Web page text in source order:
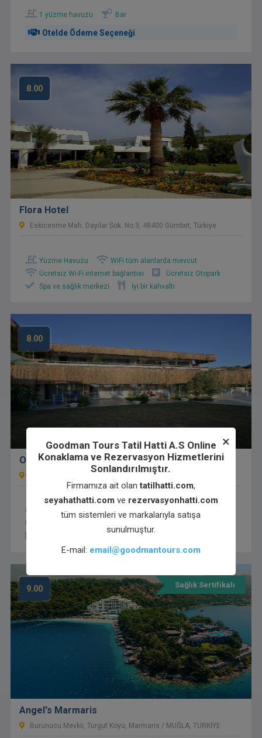
1 yüzme havuzu Bar
Otelde Ödeme Seçeneği
8.00
Flora Hotel
Eskicesme Mah. Dayilar Sok. No:3, 48400 Gümbet, Türkiye
Yüzme Havuzu
WiFi tüm alanlarda mevcut
Ücretsiz Wi-Fi internet bağlantısı
Ücretsiz Otopark
Spa ve sağlık merkezi
İyi bir kahvaltı
8.00
Oza Butik Otel
Atatürk Cad No 80/A Bodrum Mugla, Gümüşlük, Türkiye
Aile Odaları
Havaalanı servisi
Ücretsiz Wi-Fi internet bağlantısı
9.00 Sağlık Sertifikalı
Angel's Marmaris
Burunucu Mevkii, Turgut Köyü, Marmaris / MUĞLA, TÜRKİYE
×
Goodman Tours Tatil Hatti A.S Online
Konaklama ve Rezervasyon Hizmetlerini
Sonlandırılmıştır.
Firmamıza ait olantatilhatti.com,
seyahathatti.com ve rezervasyonhatti.com
tüm sistemleri ve markalarıyla satışa
sunulmuştur.
E-mail: email@goodmantours.com